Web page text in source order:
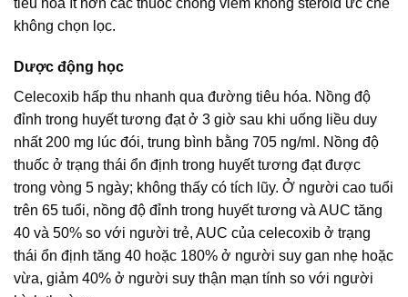
không chọn lọc.
Dược động học
Celecoxib hấp thu nhanh qua đường tiêu hóa. Nồng độ
đỉnh trong huyết tương đạt ở 3 giờ sau khi uống liều duy
nhất 200 mg lúc đói, trung bình bằng 705 ng/ml. Nồng độ
thuốc ở trạng thái ổn định trong huyết tương đạt được
trong vòng 5 ngày; không thấy có tích lũy. Ở người cao tuổi
trên 65 tuổi, nồng độ đỉnh trong huyết tương và AUC tăng
40 và 50% so với người trẻ, AUC của celecoxib ở trạng
thái ổn định tăng 40 hoặc 180% ở người suy gan nhẹ hoặc
vừa, giảm 40% ở người suy thận mạn tính so với người